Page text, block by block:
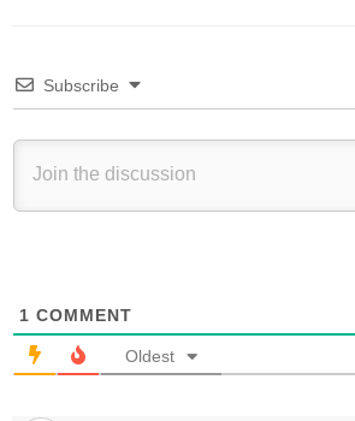
Subscribe
1 COMMENT
Oldest